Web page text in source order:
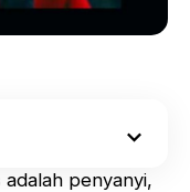
adalah penyanyi,